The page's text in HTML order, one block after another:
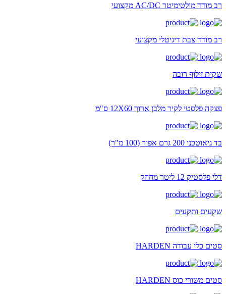
רב מודד מולטימיטר AC/DC מקצועי
רב מודד צבת דיגיטלי מקצועי
שקית זילוף רובה
פצקה פלסטי לקיר מלבן ארוך 12X60 ס"מ
בד גיאוטכני 200 גרם אפור (100 מ"ר)
דלי פלסטיק 12 ליטר מחוזק
שקעים ותקעים
סטים כלי עבודה HARDEN
סטים משורי כוס HARDEN